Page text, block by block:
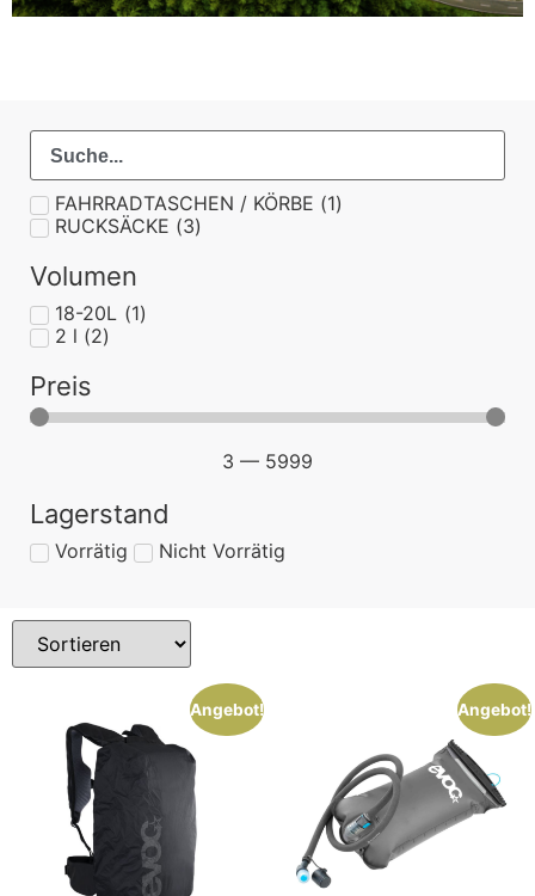
FAHRRADTASCHEN / KÖRBE (1)
RUCKSÄCKE (3)
Volumen
18-20L (1)
2 l (2)
Preis
3 — 5999
Lagerstand
Vorrätig Nicht Vorrätig
Angebot! Angebot!